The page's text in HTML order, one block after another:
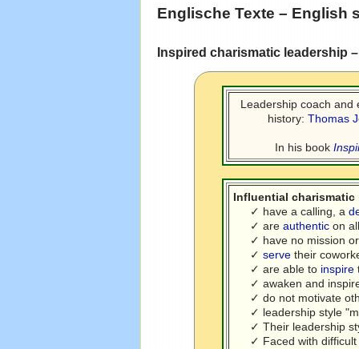
Englische Texte – English
Inspired charismatic leadership
Leadership coach
history: Thomas
In his book
Influential charismatic
✓ have a calling, a
✓ areauthentic on
✓ have no mission or
✓serve their
✓ are able to inspire
✓ awaken and inspire
✓ do not motivate
✓ leadership style
✓ Their leadership
✓ Faced with difficult